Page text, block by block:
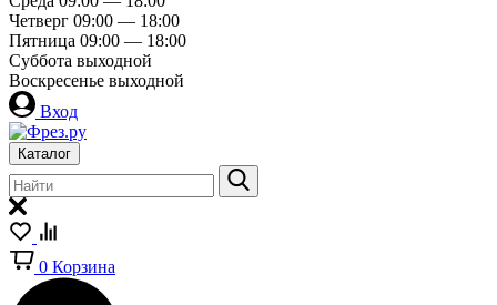
Четверг 09:00 — 18:00
Пятница 09:00 — 18:00
Суббота выходной
Воскресенье выходной
Вход
Каталог
0 Корзина